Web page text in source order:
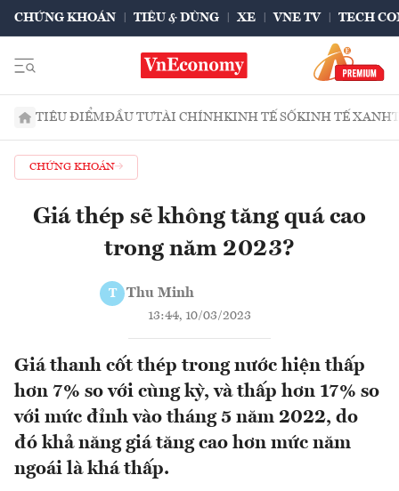
CHỨNG KHOÁN TIÊU & DÙNG XE VNE TV TECH
TIÊU ĐIỂMĐẦU TƯTÀI CHÍNHKINH TẾ SỐKINH TẾ XANH
CHỨNG KHOÁN
Giá thép sẽ không tăng quá cao
trong năm 2023?
T Thu Minh
13:44, 10/03/2023
Giá thanh cốt thép trong nước hiện thấp
hơn 7% so với cùng kỳ, và thấp hơn 17% so
với mức đỉnh vào tháng 5 năm 2022, do
đó khả năng giá tăng cao hơn mức năm
ngoái là khá thấp.